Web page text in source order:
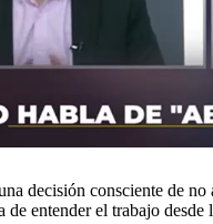
decisión consciente de
entender el trabajo